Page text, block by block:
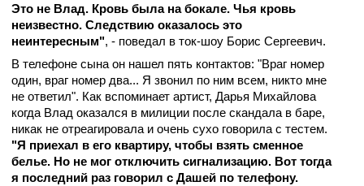
Это не Влад. Кровь была на бокале. Чья кровь
неизвестно. Следствию оказалось это
неинтересным", - поведал в ток-шоу Борис Сергеевич.
В телефоне сына он нашел пять контактов: "Враг номер
один, враг номер два... Я звонил по ним всем, никто мне
не ответил". Как вспоминает артист, Дарья Михайлова
когда Влад оказался в милиции после скандала в баре,
никак не отреагировала и очень сухо говорила с тестем.
"Я приехал в его квартиру, чтобы взять сменное
белье. Но не мог отключить сигнализацию. Вот тогда
я последний раз говорил с Дашей по телефону.